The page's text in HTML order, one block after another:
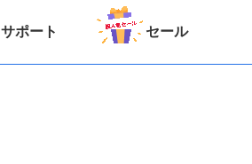
サポート セール